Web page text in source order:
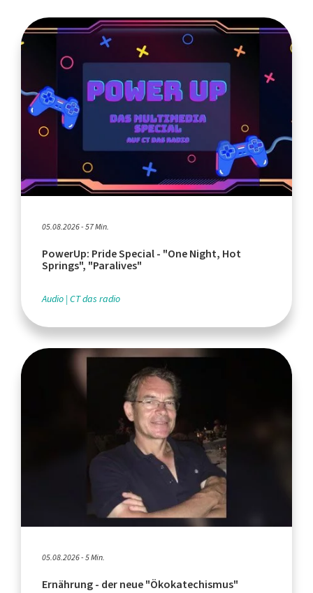
05.08.2026 - 57 Min.
PowerUp: Pride Special - "One Night, Hot
Springs", "Paralives"
Audio CT das radio
05.08.2026 - 5 Min.
Ernährung - der neue "Ökokatechismus"